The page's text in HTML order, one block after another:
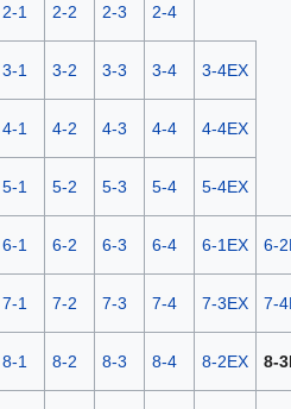
2-1 2-2 2-3 2-4
3-1 3-2 3-3 3-4 3-4EX
4-1 4-2 4-3 4-4 4-4EX
5-1 5-2 5-3 5-4 5-4EX
6-1 6-2 6-3 6-4 6-1EX 6-
7-1 7-2 7-3 7-4 7-3EX 7-
8-1 8-2 8-3 8-4 8-2EX 8-